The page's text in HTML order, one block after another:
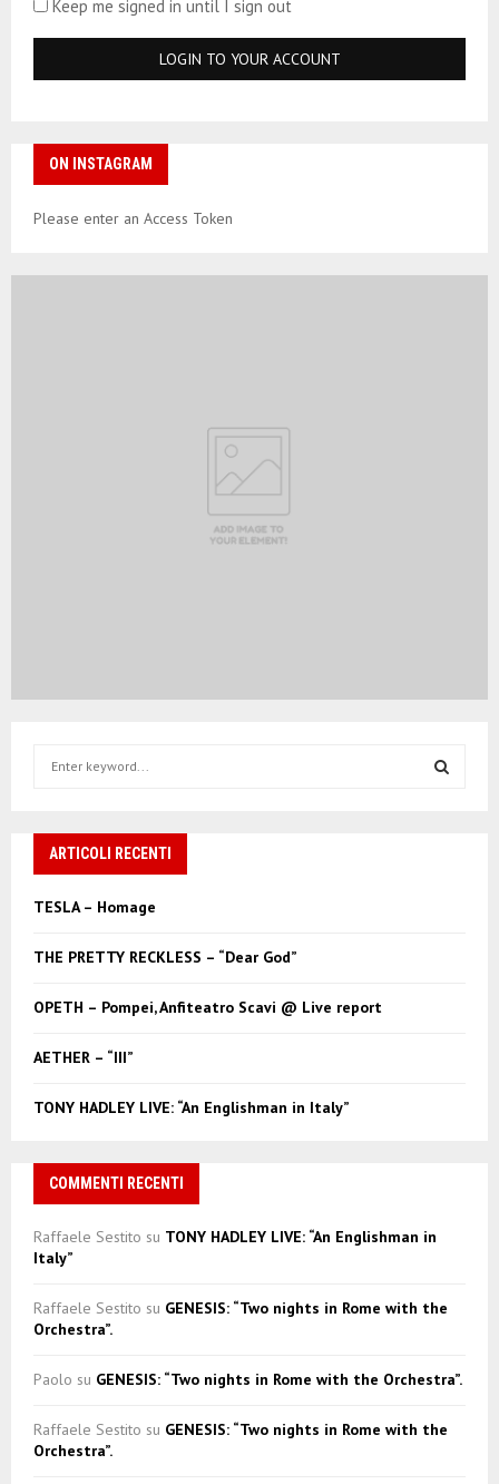
Keep me signed in until I sign out
ON INSTAGRAM
Please enter an Access Token
h
o
ARTICOLI RECENTI
TESLA – Homage
THE PRETTY RECKLESS – “Dear God”
OPETH – Pompei, Anfiteatro Scavi @ Live report
AETHER – “III”
TONY HADLEY LIVE: “An Englishman in Italy”
COMMENTI RECENTI
Raffaele Sestito su TONY HADLEY LIVE: “An Englishman in
Italy”
Raffaele Sestito su GENESIS: “Two nights in Rome with the
Orchestra”.
Paolo su GENESIS: “Two nights in Rome with the Orchestra”.
Raffaele Sestito su GENESIS: “Two nights in Rome with the
Orchestra”.